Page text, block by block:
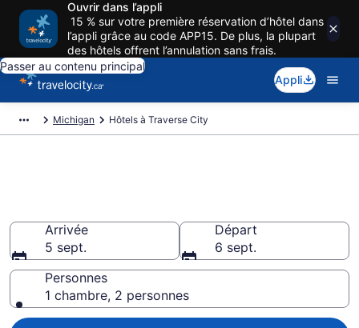
Ouvrir dans l’appli
15 % sur votre première réservation d’hôtel dans
l’appli grâce au code APP15. De plus, la plupart
des hôtels offrent l’annulation sans frais.
Passer au contenu principal
Appli
Michigan Hôtels à Traverse City
Arrivée
5 sept.
Départ
6 sept.
Personnes
1 chambre, 2 personnes